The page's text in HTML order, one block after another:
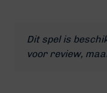
Dit spel is
voor review,